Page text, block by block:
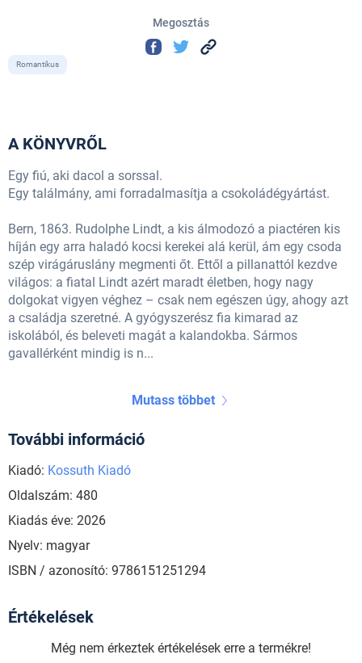
Megosztás
Romantikus
A KÖNYVRŐL
Egy fiú, aki dacol a sorssal.
Egy találmány, ami forradalmasítja a csokoládégyártást.
Bern, 1863. Rudolphe Lindt, a kis álmodozó a piactéren kis
híján egy arra haladó kocsi kerekei alá kerül, ám egy csoda
szép virágáruslány megmenti őt. Ettől a pillanattól kezdve
világos: a fiatal Lindt azért maradt életben, hogy nagy
dolgokat vigyen véghez – csak nem egészen úgy, ahogy azt
a családja szeretné. A gyógyszerész fia kimarad az
iskolából, és beleveti magát a kalandokba. Sármos
gavallérként mindig is n...
Mutass többet
További információ
Kiadó: Kossuth Kiadó
Oldalszám: 480
Kiadás éve: 2026
Nyelv: magyar
ISBN / azonosító: 9786151251294
Értékelések
Még nem érkeztek értékelések erre a termékre!